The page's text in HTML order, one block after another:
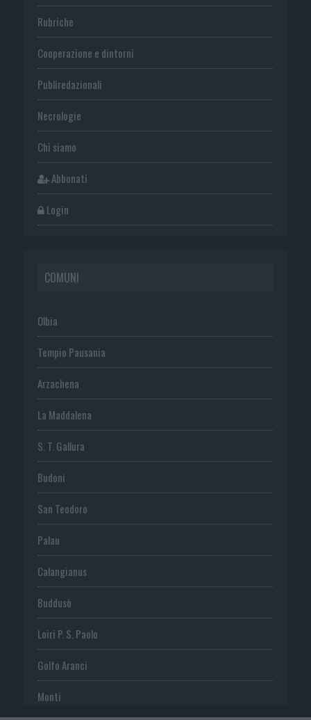
Rubriche
Cooperazione e dintorni
Publiredazionali
Necrologie
Chi siamo
Abbonati
Login
COMUNI
Olbia
Tempio Pausania
Arzachena
La Maddalena
S. T. Gallura
Budoni
San Teodoro
Palau
Calangianus
Buddusò
Loiri P. S. Paolo
Golfo Aranci
Monti